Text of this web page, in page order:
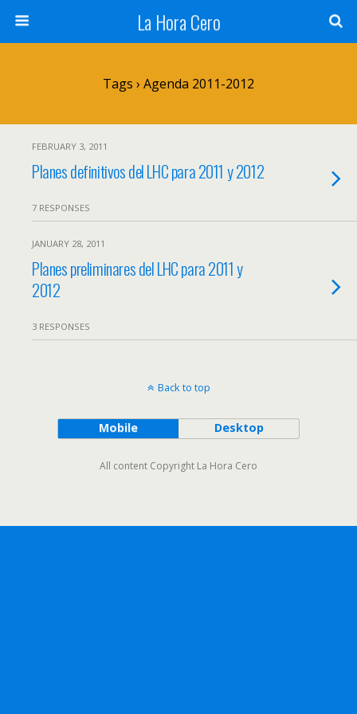
La Hora Cero
Tags › Agenda 2011-2012
FEBRUARY 3, 2011
Planes definitivos del LHC para 2011 y 2012
7 RESPONSES
JANUARY 28, 2011
Planes preliminares del LHC para 2011 y
2012
3 RESPONSES
Back to top
Mobile Desktop
All content Copyright La Hora Cero